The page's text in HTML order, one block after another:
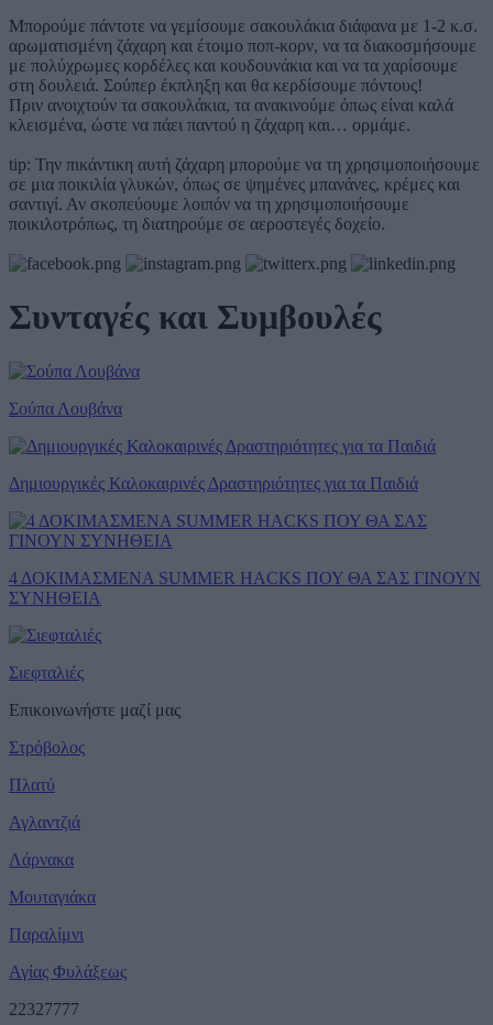
Μπορούμε πάντοτε να γεμίσουμε σακουλάκια διάφανα με 1-2 κ.σ.
αρωματισμένη ζάχαρη και έτοιμο ποπ-κορν, να τα διακοσμήσουμε
με πολύχρωμες κορδέλες και κουδουνάκια και να τα χαρίσουμε
στη δουλειά. Σούπερ έκπληξη και θα κερδίσουμε πόντους!
Πριν ανοιχτούν τα σακουλάκια, τα ανακινούμε όπως είναι καλά
κλεισμένα, ώστε να πάει παντού η ζάχαρη και… ορμάμε.
tip: Την πικάντικη αυτή ζάχαρη μπορούμε να τη χρησιμοποιήσουμε
σε μια ποικιλία γλυκών, όπως σε ψημένες μπανάνες, κρέμες και
σαντιγί. Αν σκοπεύουμε λοιπόν να τη χρησιμοποιήσουμε
ποικιλοτρόπως, τη διατηρούμε σε αεροστεγές δοχείο.
Συνταγές και Συμβουλές
Σούπα Λουβάνα
Δημιουργικές Καλοκαιρινές Δραστηριότητες για τα Παιδιά
4 ΔΟΚΙΜΑΣΜΕΝΑ SUMMER HACKS ΠΟΥ ΘΑ ΣΑΣ ΓΙΝΟΥΝ
ΣΥΝΗΘΕΙΑ
Σιεφταλιές
Επικοινωνήστε μαζί μας
Στρόβολος
Πλατύ
Αγλαντζιά
Λάρνακα
Μουταγιάκα
Παραλίμνι
Αγίας Φυλάξεως
22327777